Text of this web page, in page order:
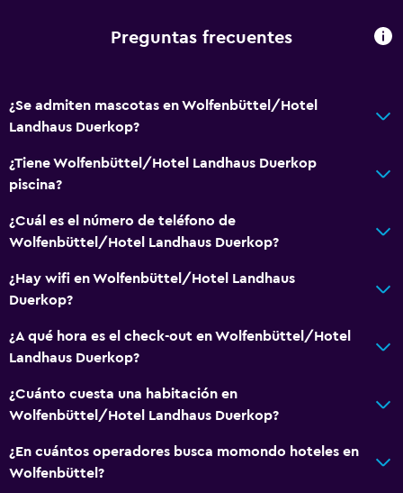
Sistema de entretenimiento
TV por cable o vía satélite
TV de pantalla plana
TV
General
Teléfono
Alfombrado
Zona de estar
Pantuflas
Limpieza diaria
Botiquín de primeros auxilios
Preguntas frecuentes
¿Se admiten mascotas en Wolfenbüttel/Hotel
Landhaus Duerkop?
¿Tiene Wolfenbüttel/Hotel Landhaus Duerkop
piscina?
¿Cuál es el número de teléfono de
Wolfenbüttel/Hotel Landhaus Duerkop?
¿Hay wifi en Wolfenbüttel/Hotel Landhaus
Duerkop?
¿A qué hora es el check-out en Wolfenbüttel/Hotel
Landhaus Duerkop?
¿Cuánto cuesta una habitación en
Wolfenbüttel/Hotel Landhaus Duerkop?
¿En cuántos operadores busca momondo hoteles en
Wolfenbüttel?